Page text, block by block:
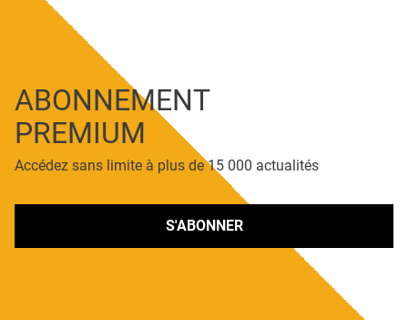
ABONNEMENT
PREMIUM
Accédez sans limite à plus de 15 000 actualités
S'ABONNER